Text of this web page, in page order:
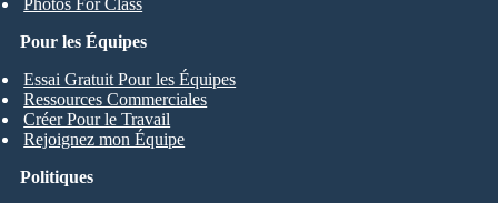
Pour les Équipes
Essai Gratuit Pour les Équipes
Ressources Commerciales
Créer Pour le Travail
Rejoignez mon Équipe
Politiques